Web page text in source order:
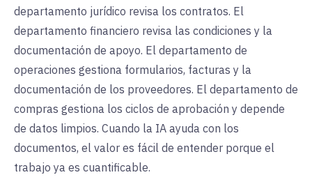
departamento jurídico revisa los contratos. El
departamento financiero revisa las condiciones y la
documentación de apoyo. El departamento de
operaciones gestiona formularios, facturas y la
documentación de los proveedores. El departamento de
compras gestiona los ciclos de aprobación y depende
de datos limpios. Cuando la IA ayuda con los
documentos, el valor es fácil de entender porque el
trabajo ya es cuantificable.